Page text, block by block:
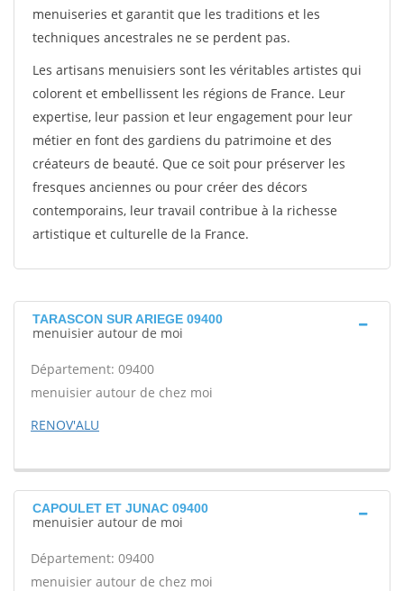
menuiseries et garantit que les traditions et les
techniques ancestrales ne se perdent pas.
Les artisans menuisiers sont les véritables artistes qui
colorent et embellissent les régions de France. Leur
expertise, leur passion et leur engagement pour leur
métier en font des gardiens du patrimoine et des
créateurs de beauté. Que ce soit pour préserver les
fresques anciennes ou pour créer des décors
contemporains, leur travail contribue à la richesse
artistique et culturelle de la France.
TARASCON SUR ARIEGE 09400
menuisier autour de moi
Département: 09400
menuisier autour de chez moi
RENOV'ALU
CAPOULET ET JUNAC 09400
menuisier autour de moi
Département: 09400
menuisier autour de chez moi